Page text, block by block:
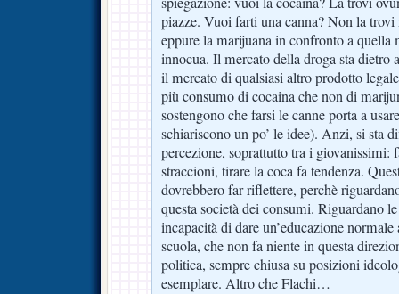
piazze. Vuoi farti una canna? Non la
eppure la marijuana in confronto a quella
innocua. Il mercato della droga sta dietro
il mercato di qualsiasi altro prodotto
più consumo di cocaina che non di
sostengono che farsi le canne porta a
schiariscono un po’ le idee). Anzi, si sta
percezione, soprattutto tra i giovanissimi:
straccioni, tirare la coca fa tendenza.
dovrebbero far riflettere, perchè
questa società dei consumi. Riguardano
incapacità di dare un’educazione
scuola, che non fa niente in questa
politica, sempre chiusa su posizioni
esemplare. Altro che Flachi…